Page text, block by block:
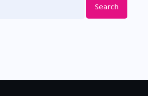
Search